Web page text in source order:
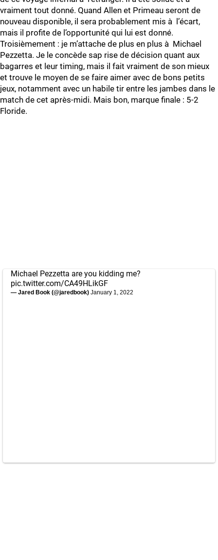
vraiment tout donné. Quand Allen et Primeau seront de
nouveau disponible, il sera probablement mis à l’écart,
mais il profite de l’opportunité qui lui est donné.
Troisièmement : je m’attache de plus en plus à Michael
Pezzetta. Je le concède sap rise de décision quant aux
bagarres et leur timing, mais il fait vraiment de son mieux
et trouve le moyen de se faire aimer avec de bons petits
jeux, notamment avec un habile tir entre les jambes dans le
match de cet après-midi. Mais bon, marque finale : 5-2
Floride.
Michael Pezzetta are you kidding me?
pic.twitter.com/CA49HLikGF
— Jared Book (@jaredbook) January 1, 2022